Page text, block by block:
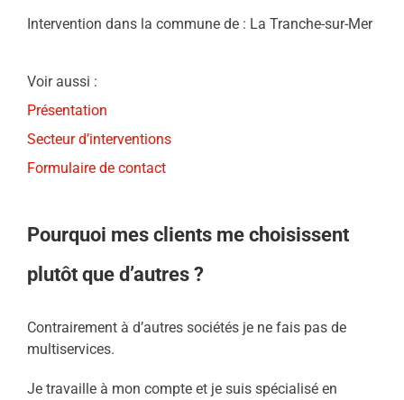
Intervention dans la commune de : La Tranche-sur-Mer
Voir aussi :
Présentation
Secteur d’interventions
Formulaire de contact
Pourquoi mes clients me choisissent
plutôt que d’autres ?
Contrairement à d’autres sociétés je ne fais pas de
multiservices.
Je travaille à mon compte et je suis spécialisé en